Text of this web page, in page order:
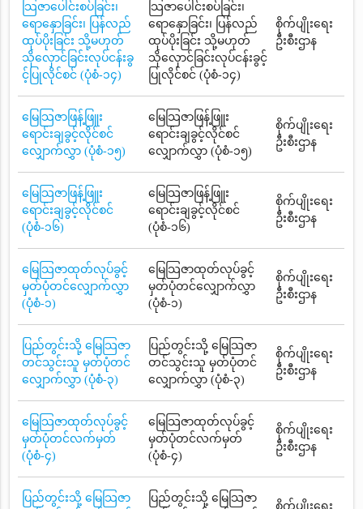
သြဇာပေါင်းစပ်ခြင်း၊
ရောနှောခြင်း၊ ပြန်လည်
ထုပ်ပိုးခြင်း သို့မဟုတ်
သိုလှောင်ခြင်းလုပ်ငန်းခွ
င့်ပြုလိုင်စင် (ပုံစံ-၁၄)
သြဇာပေါင်းစပ်ခြင်း၊
ရောနှောခြင်း၊ ပြန်လည်
ထုပ်ပိုးခြင်း သို့မဟုတ်
သိုလှောင်ခြင်းလုပ်ငန်းခွင့်
ပြုလိုင်စင် (ပုံစံ-၁၄)
စိုက်ပျိုးရေး
ဦးစီးဌာန
မြေသြဇာဖြန့်ဖြူး
ရောင်းချခွင့်လိုင်စင်
လျှောက်လွှာ (ပုံစံ-၁၅)
မြေသြဇာဖြန့်ဖြူး
ရောင်းချခွင့်လိုင်စင်
လျှောက်လွှာ (ပုံစံ-၁၅)
စိုက်ပျိုးရေး
ဦးစီးဌာန
မြေသြဇာဖြန့်ဖြူး
ရောင်းချခွင့်လိုင်စင်
(ပုံစံ-၁၆)
မြေသြဇာဖြန့်ဖြူး
ရောင်းချခွင့်လိုင်စင်
(ပုံစံ-၁၆)
စိုက်ပျိုးရေး
ဦးစီးဌာန
မြေသြဇာထုတ်လုပ်ခွင့်
မှတ်ပုံတင်လျှောက်လွှာ
(ပုံစံ-၁)
မြေသြဇာထုတ်လုပ်ခွင့်
မှတ်ပုံတင်လျှောက်လွှာ
(ပုံစံ-၁)
စိုက်ပျိုးရေး
ဦးစီးဌာန
ပြည်တွင်းသို့ မြေသြဇာ
တင်သွင်းသူ မှတ်ပုံတင်
လျှောက်လွှာ (ပုံစံ-၃)
ပြည်တွင်းသို့ မြေသြဇာ
တင်သွင်းသူ မှတ်ပုံတင်
လျှောက်လွှာ (ပုံစံ-၃)
စိုက်ပျိုးရေး
ဦးစီးဌာန
မြေသြဇာထုတ်လုပ်ခွင့်
မှတ်ပုံတင်လက်မှတ်
(ပုံစံ-၄)
မြေသြဇာထုတ်လုပ်ခွင့်
မှတ်ပုံတင်လက်မှတ်
(ပုံစံ-၄)
စိုက်ပျိုးရေး
ဦးစီးဌာန
ပြည်တွင်းသို့ မြေသြဇာ
ပြည်တွင်းသို့ မြေသြဇာ
စိုက်ပျိုးရေး